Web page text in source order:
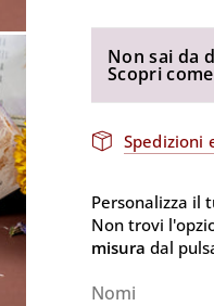
Non sai da
Scopri
Spedizioni
Personalizza il
Non trovi
misura dal
Nomi